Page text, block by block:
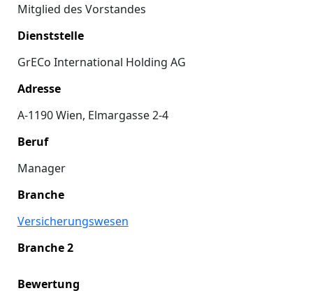
Mitglied des Vorstandes
Dienststelle
GrECo International Holding AG
Adresse
A-1190 Wien, Elmargasse 2-4
Beruf
Manager
Branche
Versicherungswesen
Branche 2
Bewertung